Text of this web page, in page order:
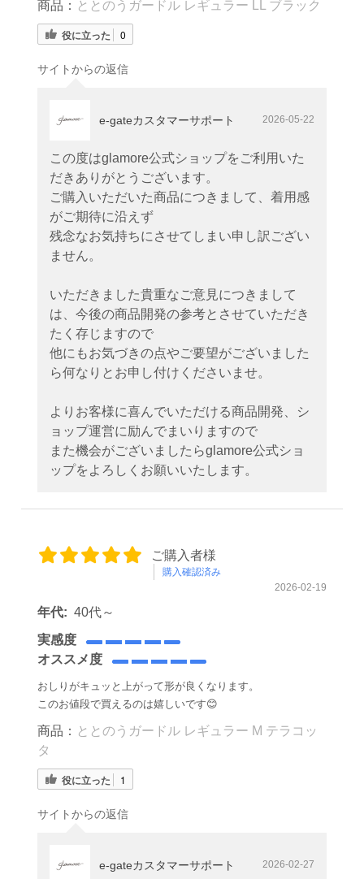
商品： ととのうガードル レギュラー LL ブラック
役に立った 0
サイトからの返信
e-gateカスタマーサポート 2026-05-22
この度はglamore公式ショップをご利用いた
だきありがとうございます。
ご購入いただいた商品につきまして、着用感
がご期待に沿えず
残念なお気持ちにさせてしまい申し訳ござい
ません。
いただきました貴重なご意見につきまして
は、今後の商品開発の参考とさせていただき
たく存じますので
他にもお気づきの点やご要望がございました
ら何なりとお申し付けくださいませ。
よりお客様に喜んでいただける商品開発、シ
ョップ運営に励んでまいりますので
また機会がございましたらglamore公式ショ
ップをよろしくお願いいたします。
ご購入者様
購入確認済み
2026-02-19
年代: 40代～
実感度
オススメ度
おしりがキュッと上がって形が良くなります。
このお値段で買えるのは嬉しいです😊
商品： ととのうガードル レギュラー M テラコッ
タ
役に立った 1
サイトからの返信
e-gateカスタマーサポート 2026-02-27